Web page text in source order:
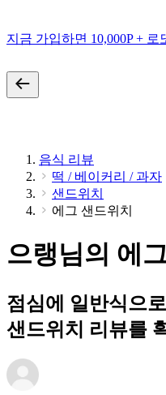
지금 가입하면 10,000P + 로
음식 리뷰
떡 / 베이커리 / 과자
샌드위치
에그 샌드위치
으랭님의 에
점심에 일반식으
샌드위치 리뷰를